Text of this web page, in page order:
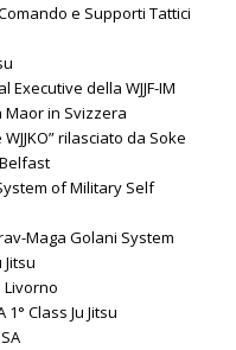
e Supporti Tattici
della WJJF-IM
Maor in Svizzera
rilasciato da Soke
of Military Self
Maga Golani System
Livorno
Class Ju Jitsu